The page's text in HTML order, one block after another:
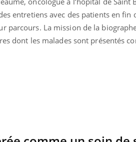
entretiens avec des patients en
parcours. La mission de la
dont les malades sont présentés